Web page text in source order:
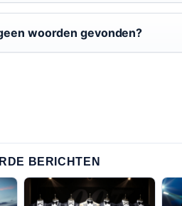
woorden gevonden?
BERICHTEN